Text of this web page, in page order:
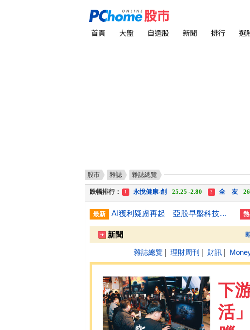
首頁 大盤 自選股 新聞 排行 選
股市 雜誌 雜誌總覽
漲幅排行： 1 統 新187.00 +17.00 富世達
跌幅排行：
1 永悅健康-創 25.25 -2.80 2 全 友
跌停排行：
全 友
最新 AI獲利疑慮再起 亞股早盤科技股領跌多數走低
新聞
雜誌總覽 理財周刊 財訊
下
活